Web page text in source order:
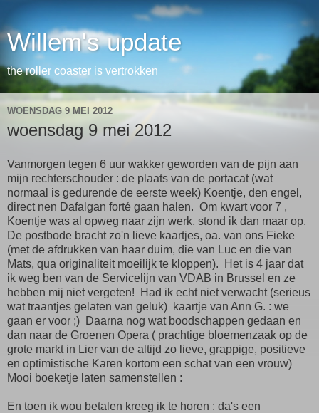
Willem's update
the roller coaster is vertrokken
WOENSDAG 9 MEI 2012
woensdag 9 mei 2012
Vanmorgen tegen 6 uur wakker geworden van de pijn aan
mijn rechterschouder : de plaats van de portacat (wat
normaal is gedurende de eerste week) Koentje, den engel,
direct nen Dafalgan forté gaan halen. Om kwart voor 7 ,
Koentje was al opweg naar zijn werk, stond ik dan maar op.
De postbode bracht zo'n lieve kaartjes, oa. van ons Fieke
(met de afdrukken van haar duim, die van Luc en die van
Mats, qua originaliteit moeilijk te kloppen). Het is 4 jaar dat
ik weg ben van de Servicelijn van VDAB in Brussel en ze
hebben mij niet vergeten! Had ik echt niet verwacht (serieus
wat traantjes gelaten van geluk) kaartje van Ann G. : we
gaan er voor ;) Daarna nog wat boodschappen gedaan en
dan naar de Groenen Opera ( prachtige bloemenzaak op de
grote markt in Lier van de altijd zo lieve, grappige, positieve
en optimistische Karen kortom een schat van een vrouw)
Mooi boeketje laten samenstellen :
En toen ik wou betalen kreeg ik te horen : da's een